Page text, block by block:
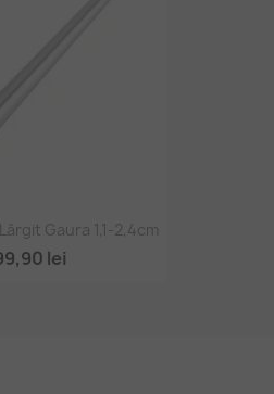
Gaura 1,1-2,4cm
lei